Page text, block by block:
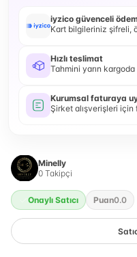
iyzico güvenceli
Kart bilgileriniz şifreli,
Hızlı teslimat
Tahmini yarın kargoda
Kurumsal faturaya
Şirket alışverişleri için
Minelly
0 Takipçi
Onaylı Satıcı Puan0.0